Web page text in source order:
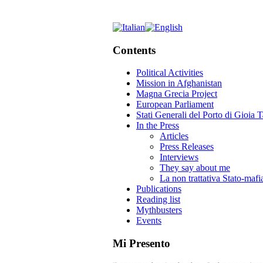
Contents
Political Activities
Mission in Afghanistan
Magna Grecia Project
European Parliament
Stati Generali del Porto di Gioia
In the Press
Articles
Press Releases
Interviews
They say about me
La non trattativa Stato-
Publications
Reading list
Mythbusters
Events
Mi Presento